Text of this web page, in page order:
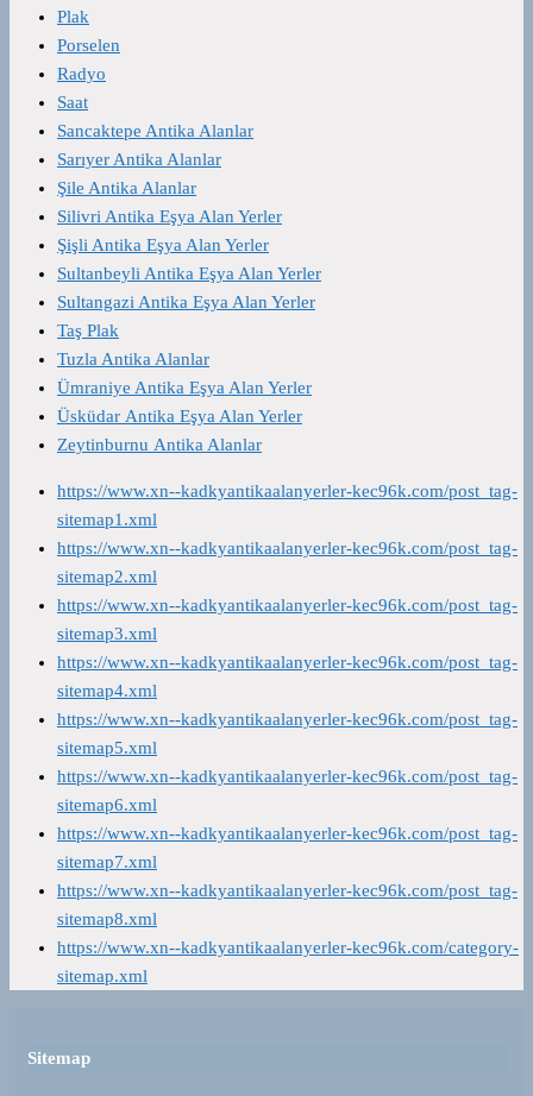
Plak
Porselen
Radyo
Saat
Sancaktepe Antika Alanlar
Sarıyer Antika Alanlar
Şile Antika Alanlar
Silivri Antika Eşya Alan Yerler
Şişli Antika Eşya Alan Yerler
Sultanbeyli Antika Eşya Alan Yerler
Sultangazi Antika Eşya Alan Yerler
Taş Plak
Tuzla Antika Alanlar
Ümraniye Antika Eşya Alan Yerler
Üsküdar Antika Eşya Alan Yerler
Zeytinburnu Antika Alanlar
https://www.xn--kadkyantikaalanyerler-kec96k.com/post_tag-
sitemap1.xml
https://www.xn--kadkyantikaalanyerler-kec96k.com/post_tag-
sitemap2.xml
https://www.xn--kadkyantikaalanyerler-kec96k.com/post_tag-
sitemap3.xml
https://www.xn--kadkyantikaalanyerler-kec96k.com/post_tag-
sitemap4.xml
https://www.xn--kadkyantikaalanyerler-kec96k.com/post_tag-
sitemap5.xml
https://www.xn--kadkyantikaalanyerler-kec96k.com/post_tag-
sitemap6.xml
https://www.xn--kadkyantikaalanyerler-kec96k.com/post_tag-
sitemap7.xml
https://www.xn--kadkyantikaalanyerler-kec96k.com/post_tag-
sitemap8.xml
https://www.xn--kadkyantikaalanyerler-kec96k.com/category-
sitemap.xml
Sitemap